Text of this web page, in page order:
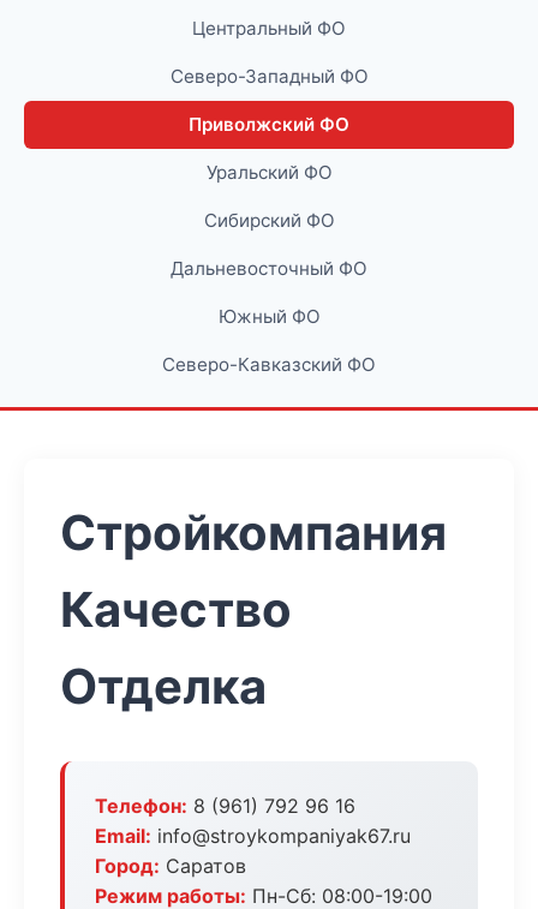
Центральный ФО
Северо-Западный ФО
Приволжский ФО
Уральский ФО
Сибирский ФО
Дальневосточный ФО
Южный ФО
Северо-Кавказский ФО
Стройкомпания
Качество
Отделка
Телефон: 8 (961) 792 96 16
Email: info@stroykompaniyak67.ru
Город: Саратов
Режим работы: Пн-Сб: 08:00-19:00